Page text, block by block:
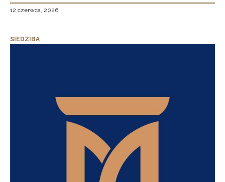
12 czerwca, 2026
SIEDZIBA